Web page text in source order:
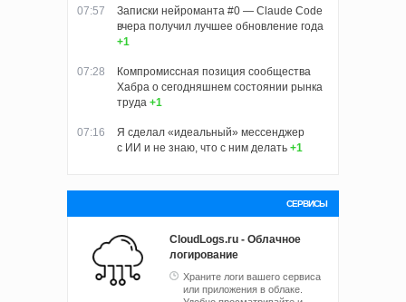
07:57
Записки нейроманта #0 — Claude Code
вчера получил лучшее обновление года
+1
07:28
Компромиссная позиция сообщества
Хабра о сегодняшнем состоянии рынка
труда +1
07:16
Я сделал «идеальный» мессенджер
с ИИ и не знаю, что с ним делать +1
СЕРВИСЫ
CloudLogs.ru - Облачное
логирование
Храните логи вашего сервиса
или приложения в облаке.